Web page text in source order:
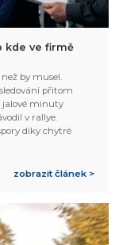
kde ve firmě
by musel.
přitom
jalové minuty
v rallye.
díky chytré
zobrazit článek >